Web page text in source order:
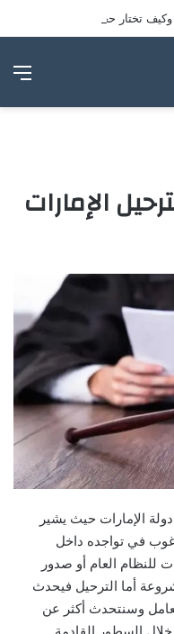
الإمارات
الإمارات حيث يشير
في تواجده داخل
للنظام العام أو صدور
أما الترحيل فيحدث
وسنتحدث أكثر عن